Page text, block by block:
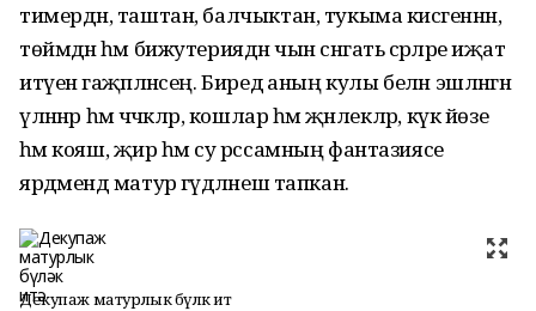
тимердән, таштан, балчыктан, тукыма кисәгеннән,
төймәдән һәм бижутериядән чын сәнгать әсәрләре иҗат
итүенә гаҗәпләнәсең. Биредә аның кулы белән эшләнгән
үләннәр һәм чәчәкләр, кошлар һәм җәнлекләр, күк йөзе
һәм кояш, җир һәм су рәссамның фантазиясе
ярдәмендә матур гәүдәләнеш тапкан.
Декупаж матурлык бүләк итә